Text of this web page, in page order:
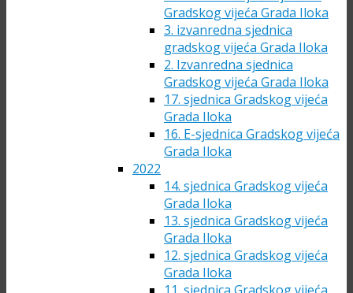
Gradskog vijeća Grada Iloka
3. izvanredna sjednica
gradskog vijeća Grada Iloka
2. Izvanredna sjednica
Gradskog vijeća Grada Iloka
17. sjednica Gradskog vijeća
Grada Iloka
16. E-sjednica Gradskog vijeća
Grada Iloka
2022
14. sjednica Gradskog vijeća
Grada Iloka
13. sjednica Gradskog vijeća
Grada Iloka
12. sjednica Gradskog vijeća
Grada Iloka